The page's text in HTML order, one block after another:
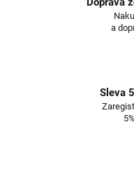
a
Sleva